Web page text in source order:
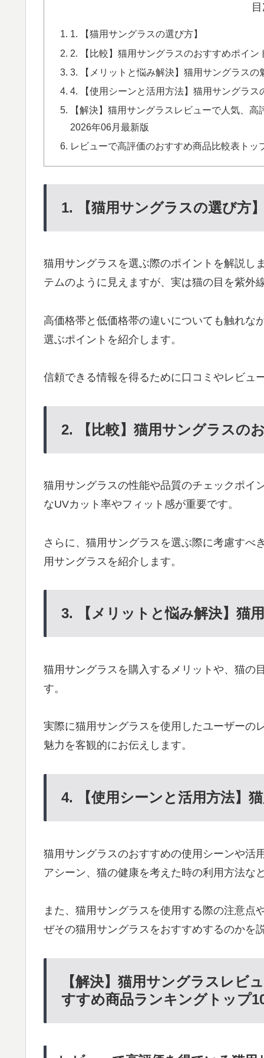
1. 【猫用サングラスの選び方】
2. 【比較】猫用サングラスのおすすめポイン
3. 【メリットと悩み解決】猫用サングラスの
4. 【使用シーンと活用方法】猫用サングラス
【解決】猫用サングラスレビューで人気、
2026年06月最新版
レビューで高評価のおすすめ商品比較表トッ
1. 【猫用サングラスの選び方
猫用サングラスを選ぶ際のポイントを解説し
テムのように見えますが、実は猫の目を紫外
高価格帯と低価格帯の違いについても触れな
選ぶポイントを紹介します。
信頼できる情報を得るために口コミやレビュ
2. 【比較】猫用サングラスの
猫用サングラスの性能や品質のチェックポイ
なUVカット率やフィット感が重要です。
さらに、猫用サングラスを選ぶ際に考慮すべ
用サングラスを紹介します。
3. 【メリットと悩み解決】猫
猫用サングラスを購入するメリットや、猫の
す。
実際に猫用サングラスを使用したユーザーの
魅力を客観的にお伝えします。
4. 【使用シーンと活用方法】
猫用サングラスのおすすめの使用シーンや活
アシーン、猫の健康を考えた時の利用方法な
また、猫用サングラスを使用する際の注意点
ぜその猫用サングラスをおすすめするのかを
【解決】猫用サングラスレビ
すすめ商品ランキングトップ